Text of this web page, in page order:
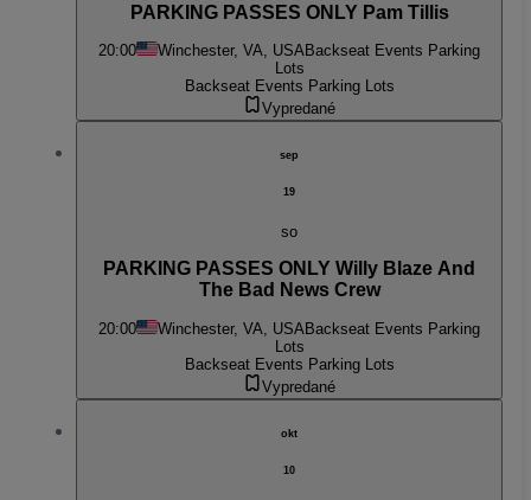
PARKING PASSES ONLY Pam Tillis
20:00 Winchester, VA, USABackseat Events Parking
Lots
Backseat Events Parking Lots
Vypredané
sep
19
so
PARKING PASSES ONLY Willy Blaze And
The Bad News Crew
20:00 Winchester, VA, USA Backseat Events Parking
Lots
Backseat Events Parking Lots
Vypredané
okt
10